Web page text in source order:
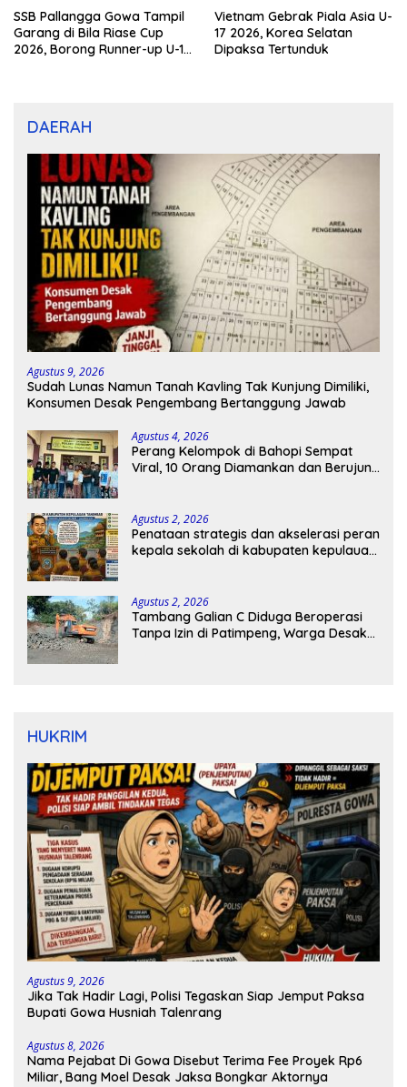
SSB Pallangga Gowa Tampil
Garang di Bila Riase Cup
2026, Borong Runner-up U-10
Vietnam Gebrak Piala Asia U-
17 2026, Korea Selatan
Dipaksa Tertunduk
DAERAH
Agustus 9, 2026
Sudah Lunas Namun Tanah Kavling Tak Kunjung Dimiliki,
Konsumen Desak Pengembang Bertanggung Jawab
Agustus 4, 2026
Perang Kelompok di Bahopi Sempat
Viral, 10 Orang Diamankan dan Berujung
Agustus 2, 2026
Penataan strategis dan akselerasi peran
kepala sekolah di kabupaten kepulauan
Agustus 2, 2026
Tambang Galian C Diduga Beroperasi
Tanpa Izin di Patimpeng, Warga Desak
HUKRIM
Agustus 9, 2026
Jika Tak Hadir Lagi, Polisi Tegaskan Siap Jemput Paksa
Bupati Gowa Husniah Talenrang
Agustus 8, 2026
Nama Pejabat Di Gowa Disebut Terima Fee Proyek Rp6
Miliar, Bang Moel Desak Jaksa Bongkar Aktornya